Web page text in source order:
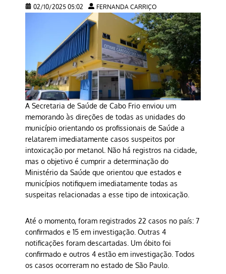
02/10/2025 05:02 FERNANDA CARRIÇO
A Secretaria de Saúde de Cabo Frio enviou um
memorando às direções de todas as unidades do
município orientando os profissionais de Saúde a
relatarem imediatamente casos suspeitos por
intoxicação por metanol. Não há registros na cidade,
mas o objetivo é cumprir a determinação do
Ministério da Saúde que orientou que estados e
municípios notifiquem imediatamente todas as
suspeitas relacionadas a esse tipo de intoxicação.
Até o momento, foram registrados 22 casos no país: 7
confirmados e 15 em investigação. Outras 4
notificações foram descartadas. Um óbito foi
confirmado e outros 4 estão em investigação. Todos
os casos ocorreram no estado de São Paulo.